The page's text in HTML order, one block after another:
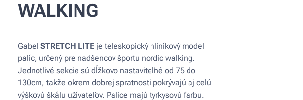
WALKING
GabelSTRETCH LITE je teleskopický hliníkový model
palíc, určený pre nadšencov športu nordic walking.
Jednotlivé sekcie sú dĺžkovo nastaviteľné od 75 do
130cm, takže okrem dobrej spratnosti pokrývajú aj celú
výškovú škálu užívateľov. Palice majú tyrkysovú farbu.